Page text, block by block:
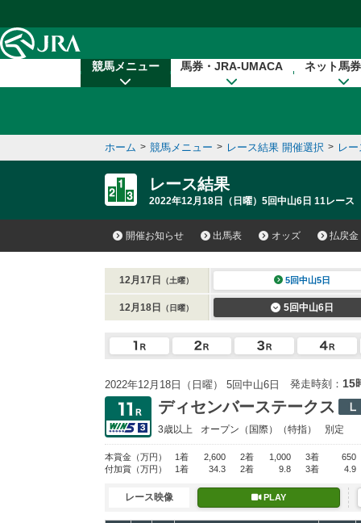
競馬メニュー 馬券・JRA-UMACA ネット馬
ホーム > 競馬メニュー > レース結果 開催選択 > レ
レース結果
2022年12月18日（日曜）5回中山6日 11レース
開催お知らせ 出馬表 オッズ 払戻金
12月17日 （土曜） 5回中山5日
12月18日 （日曜） 5回中山6日
2022年12月18日（日曜） 5回中山6日 発走時刻： 15
ディセンバーステークス
3歳以上 オープン （国際）（特指） 別定
本賞金 （万円） 1着 2,600 2着 1,000 3着
650
付加賞 （万円） 1着 34.3 2着 9.8 3着 4.9
レース映像 PLAY